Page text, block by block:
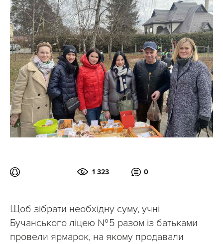
1 323 0
Щоб зібрати необхідну суму, учні
Бучанського ліцею № 5 разом із батьками
провели ярмарок, на якому продавали